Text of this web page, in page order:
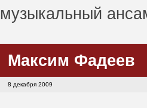
музыкальный
Максим Фадеев
8 декабря 2009